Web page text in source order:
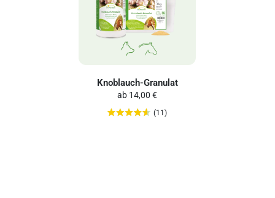
Knoblauch-Granulat
ab 14,00 €
(11)